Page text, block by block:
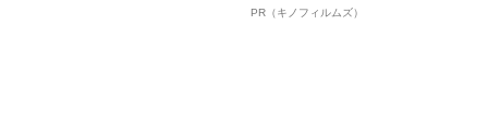
ルインタビュー“観客を魅了した
PR（キノフィルムズ）